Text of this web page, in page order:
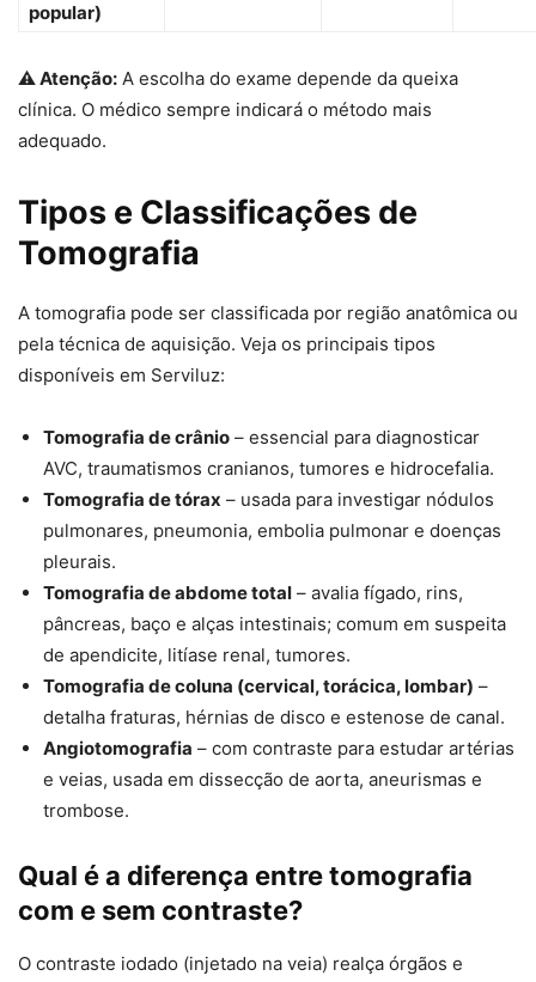
popular)
⚠ Atenção: A escolha do exame depende da queixa
clínica. O médico sempre indicará o método mais
adequado.
Tipos e Classificações de
Tomografia
A tomografia pode ser classificada por região anatômica ou
pela técnica de aquisição. Veja os principais tipos
disponíveis em Serviluz:
Tomografia de crânio – essencial para diagnosticar
AVC, traumatismos cranianos, tumores e hidrocefalia.
Tomografia de tórax – usada para investigar nódulos
pulmonares, pneumonia, embolia pulmonar e doenças
pleurais.
Tomografia de abdome total – avalia fígado, rins,
pâncreas, baço e alças intestinais; comum em suspeita
de apendicite, litíase renal, tumores.
Tomografia de coluna (cervical, torácica, lombar) –
detalha fraturas, hérnias de disco e estenose de canal.
Angiotomografia – com contraste para estudar artérias
e veias, usada em dissecção de aorta, aneurismas e
trombose.
Qual é a diferença entre tomografia
com e sem contraste?
O contraste iodado (injetado na veia) realça órgãos e